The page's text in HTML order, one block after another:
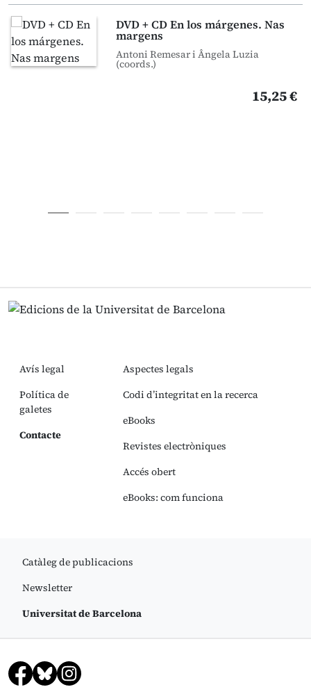
DVD + CD En los márgenes. Nas
margens
Antoni Remesar i Ângela Luzia
(coords.)
15,25 €
Avís legal
Política de
galetes
Contacte
Aspectes legals
Codi d’integritat en la recerca
eBooks
Revistes electròniques
Accés obert
eBooks: com funciona
Catàleg de publicacions
Newsletter
Universitat de Barcelona